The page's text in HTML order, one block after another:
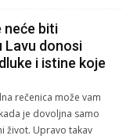
neće biti
Lavu donosi
i istine koje
rečenica može vam
je dovoljna samo
život. Upravo takav